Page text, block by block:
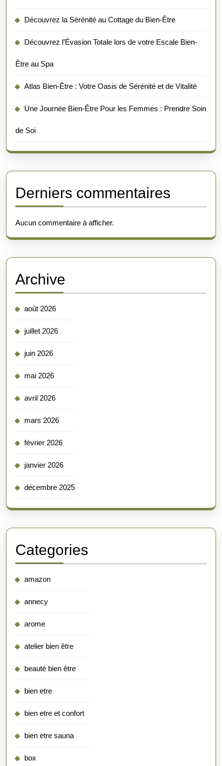
Découvrez la Sérénité au Cottage du Bien-Être
Découvrez l’Évasion Totale lors de votre Escale Bien-
Être au Spa
Atlas Bien-Être : Votre Oasis de Sérénité et de Vitalité
Une Journée Bien-Être Pour les Femmes : Prendre Soin
de Soi
Derniers commentaires
Aucun commentaire à afficher.
Archive
août 2026
juillet 2026
juin 2026
mai 2026
avril 2026
mars 2026
février 2026
janvier 2026
décembre 2025
Categories
amazon
annecy
arome
atelier bien être
beauté bien être
bien etre
bien etre et confort
bien etre sauna
box